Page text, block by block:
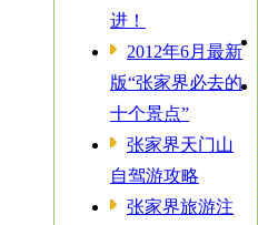
进！
2012年6月最新
版“张家界必去的
十个景点”
张家界天门山
自驾游攻略
张家界旅游注